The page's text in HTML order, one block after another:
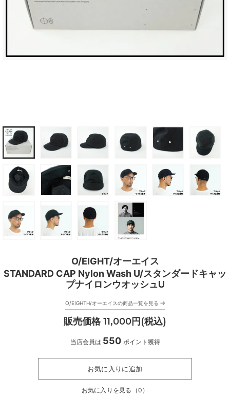
O/EIGHT/オーエイス
STANDARD CAP Nylon Wash U/スタンダードキャッ
プナイロンウオッシュU
O/EIGHTH/オーエイスの商品一覧を見る →
販売価格 11,000円(税込)
当店会員は 550 ポイント獲得
お気に入りに追加
お気に入りを見る（0 ）